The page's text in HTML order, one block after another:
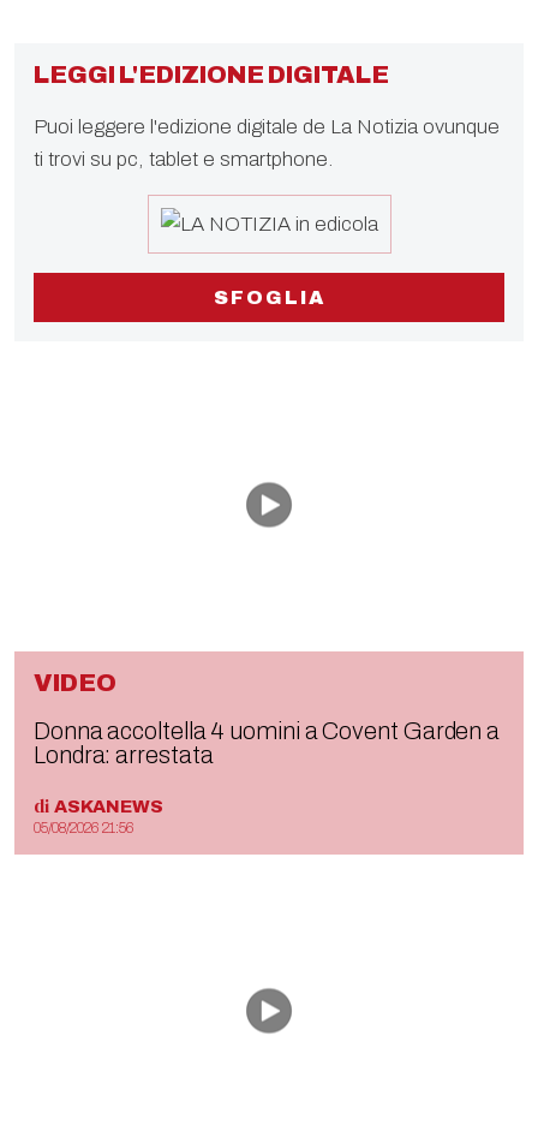
LEGGI L'EDIZIONE DIGITALE
Puoi leggere l'edizione digitale de La Notizia ovunque
ti trovi su pc, tablet e smartphone.
SFOGLIA
VIDEO
Donna accoltella 4 uomini a Covent Garden a
Londra: arrestata
di ASKANEWS
05/08/2026 21:56